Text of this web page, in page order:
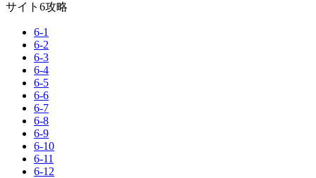
サイト6攻略
6-1
6-2
6-3
6-4
6-5
6-6
6-7
6-8
6-9
6-10
6-11
6-12